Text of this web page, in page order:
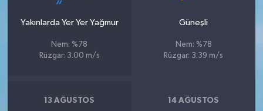
Yakınlarda Yer Yer Yağmur
Nem: %78
Rüzgar: 3.00 m/s
Güneşli
Nem: %78
Rüzgar: 3.39 m/s
13 AĞUSTOS 14 AĞUSTOS